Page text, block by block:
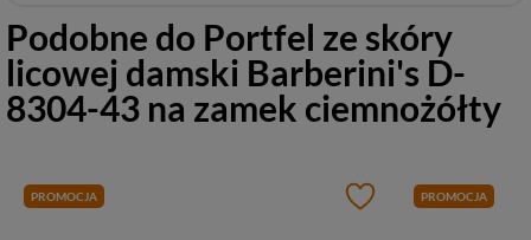
Podobne do Portfel ze skóry
licowej damski Barberini's D-
8304-43 na zamek ciemnożółty
PROMOCJA PROMOCJA